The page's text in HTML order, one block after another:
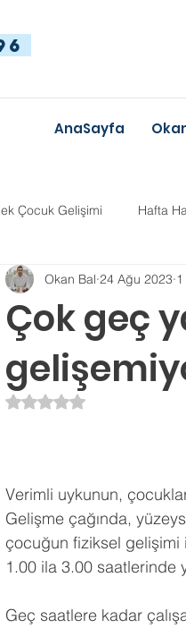
AnaSayfa
Çocuk Gelişimi Hafta
Hiperaktivite
TYT-AYT Eğitim
Evlilik Terapisi
Çok geç
Okan Bal 24 Ağu 2023
5 üzerinden NaN yıldız
Verimli uykunun,
Gelişme çağında,
çocuğun fiziksel gelişimi
1.00 ila 3.00 saatlerinde
Geç saatlere kadar